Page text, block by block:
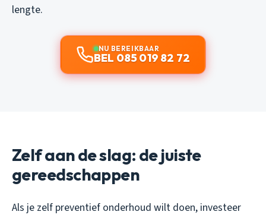
lengte.
NU BEREIKBAAR
BEL 085 019 82 72
Zelf aan de slag: de juiste
gereedschappen
Als je zelf preventief onderhoud wilt doen, investeer